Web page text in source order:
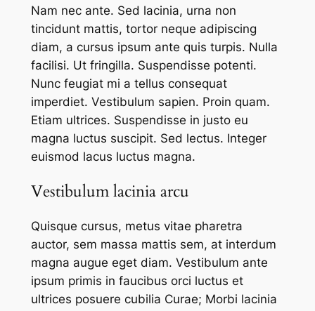
Nam nec ante. Sed lacinia, urna non
tincidunt mattis, tortor neque adipiscing
diam, a cursus ipsum ante quis turpis. Nulla
facilisi. Ut fringilla. Suspendisse potenti.
Nunc feugiat mi a tellus consequat
imperdiet. Vestibulum sapien. Proin quam.
Etiam ultrices. Suspendisse in justo eu
magna luctus suscipit. Sed lectus. Integer
euismod lacus luctus magna.
Vestibulum lacinia arcu
Quisque cursus, metus vitae pharetra
auctor, sem massa mattis sem, at interdum
magna augue eget diam. Vestibulum ante
ipsum primis in faucibus orci luctus et
ultrices posuere cubilia Curae; Morbi lacinia